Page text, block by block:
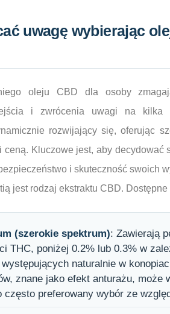
uwagę wybierając
oleju CBD dla osoby
i zwrócenia uwagi na kilka
rozwijający się, oferując
ceną. Kluczowe jest, aby
i skuteczność swoich
jest rodzaj ekstraktu CBD.
(szerokie spektrum): Zawierają
THC, poniżej 0.2% lub 0.3% w
naturalnie w
znane jako efekt anturażu, może
często preferowany wybór ze